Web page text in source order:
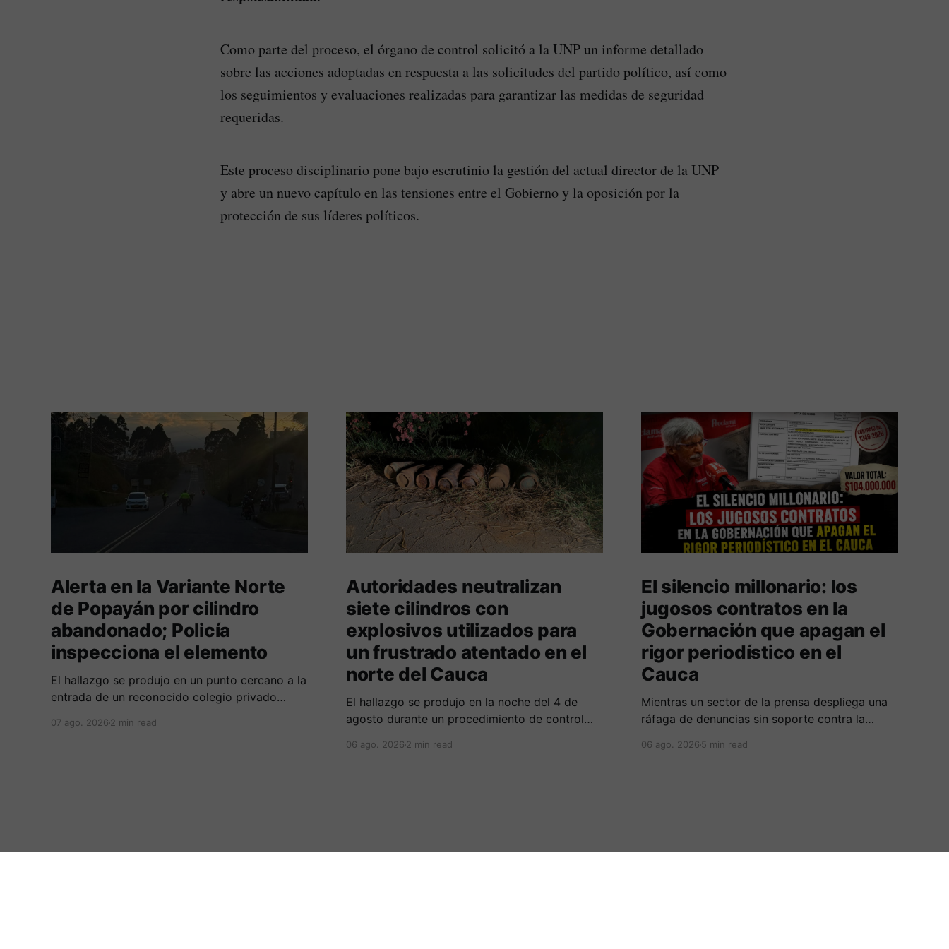
Como parte del proceso, el órgano de control solicitó a la UNP un informe detallado
sobre las acciones adoptadas en respuesta a las solicitudes del partido político, así como
los seguimientos y evaluaciones realizadas para garantizar las medidas de seguridad
requeridas.
Este proceso disciplinario pone bajo escrutinio la gestión del actual director de la UNP
y abre un nuevo capítulo en las tensiones entre el Gobierno y la oposición por la
protección de sus líderes políticos.
Alerta en la Variante Norte
de Popayán por cilindro
abandonado; Policía
inspecciona el elemento
El hallazgo se produjo en un punto cercano a la
entrada de un reconocido colegio privado
07 ago. 2026 2 min read
Autoridades neutralizan
siete cilindros con
explosivos utilizados para
un frustrado atentado en el
norte del Cauca
El hallazgo se produjo en la noche del 4 de
agosto durante un procedimiento de control
peaje de Villa Rica.
06 ago. 20262 min read
El silencio millonario: los
jugosos contratos en la
Gobernación que apagan el
rigor periodístico en el
Cauca
Mientras un sector de la prensa despliega una
ráfaga de denuncias sin soporte contra la
documentos oficiales revelan acuerdos por 140
06 ago. 20265 min read